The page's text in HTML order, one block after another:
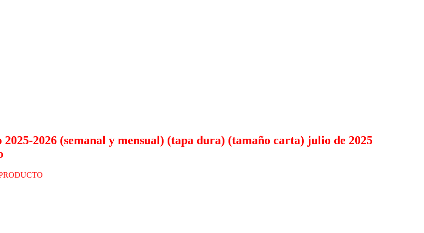
2026 (semanal y mensual) (tapa dura) (tamaño carta) julio de 2025